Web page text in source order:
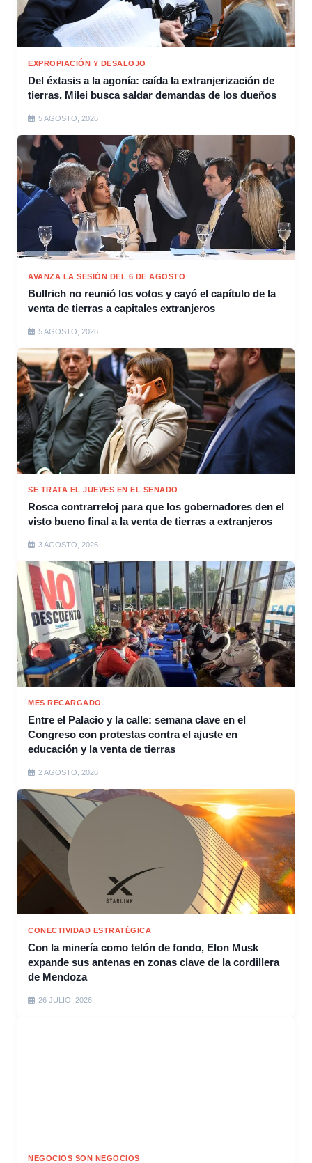
EXPROPIACIÓN Y DESALOJO
Del éxtasis a la agonía: caída la extranjerización de
tierras, Milei busca saldar demandas de los dueños
5 AGOSTO, 2026
AVANZA LA SESIÓN DEL 6 DE AGOSTO
Bullrich no reunió los votos y cayó el capítulo de la
venta de tierras a capitales extranjeros
5 AGOSTO, 2026
SE TRATA EL JUEVES EN EL SENADO
Rosca contrarreloj para que los gobernadores den el
visto bueno final a la venta de tierras a extranjeros
3 AGOSTO, 2026
MES RECARGADO
Entre el Palacio y la calle: semana clave en el
Congreso con protestas contra el ajuste en
educación y la venta de tierras
2 AGOSTO, 2026
CONECTIVIDAD ESTRATÉGICA
Con la minería como telón de fondo, Elon Musk
expande sus antenas en zonas clave de la cordillera
de Mendoza
26 JULIO, 2026
NEGOCIOS SON NEGOCIOS